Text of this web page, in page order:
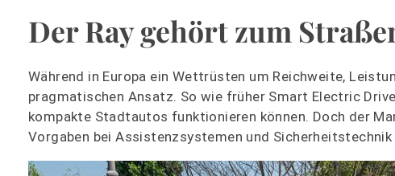
Der Ray gehört zum
Während in Europa ein Wettrüsten um Reichweite,
pragmatischen Ansatz. So wie früher Smart Electric
kompakte Stadtautos funktionieren können. Doch der
Vorgaben bei Assistenzsystemen und Sicherheitstechnik